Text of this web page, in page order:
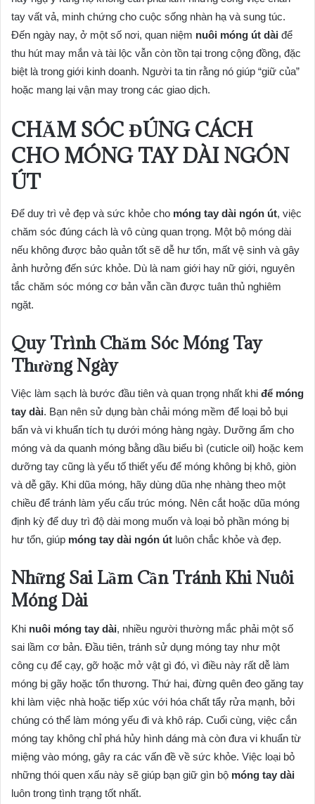
tay vất vả, minh chứng cho cuộc sống nhàn hạ và sung túc.
Đến ngày nay, ở một số nơi, quan niệm nuôi móng út dài để
thu hút may mắn và tài lộc vẫn còn tồn tại trong cộng đồng, đặc
biệt là trong giới kinh doanh. Người ta tin rằng nó giúp “giữ của”
hoặc mang lại vận may trong các giao dịch.
CHĂM SÓC ĐÚNG CÁCH
CHO MÓNG TAY DÀI NGÓN
ÚT
Để duy trì vẻ đẹp và sức khỏe cho móng tay dài ngón út, việc
chăm sóc đúng cách là vô cùng quan trọng. Một bộ móng dài
nếu không được bảo quản tốt sẽ dễ hư tổn, mất vệ sinh và gây
ảnh hưởng đến sức khỏe. Dù là nam giới hay nữ giới, nguyên
tắc chăm sóc móng cơ bản vẫn cần được tuân thủ nghiêm
ngặt.
Quy Trình Chăm Sóc Móng Tay
Thường Ngày
Việc làm sạch là bước đầu tiên và quan trọng nhất khi để móng
tay dài. Bạn nên sử dụng bàn chải móng mềm để loại bỏ bụi
bẩn và vi khuẩn tích tụ dưới móng hàng ngày. Dưỡng ẩm cho
móng và da quanh móng bằng dầu biểu bì (cuticle oil) hoặc kem
dưỡng tay cũng là yếu tố thiết yếu để móng không bị khô, giòn
và dễ gãy. Khi dũa móng, hãy dùng dũa nhẹ nhàng theo một
chiều để tránh làm yếu cấu trúc móng. Nên cắt hoặc dũa móng
định kỳ để duy trì độ dài mong muốn và loại bỏ phần móng bị
hư tổn, giúp móng tay dài ngón út luôn chắc khỏe và đẹp.
Những Sai Lầm Cần Tránh Khi Nuôi
Móng Dài
Khi nuôi móng tay dài, nhiều người thường mắc phải một số
sai lầm cơ bản. Đầu tiên, tránh sử dụng móng tay như một
công cụ để cạy, gỡ hoặc mở vật gì đó, vì điều này rất dễ làm
móng bị gãy hoặc tổn thương. Thứ hai, đừng quên đeo găng tay
khi làm việc nhà hoặc tiếp xúc với hóa chất tẩy rửa mạnh, bởi
chúng có thể làm móng yếu đi và khô ráp. Cuối cùng, việc cắn
móng tay không chỉ phá hủy hình dáng mà còn đưa vi khuẩn từ
miệng vào móng, gây ra các vấn đề về sức khỏe. Việc loại bỏ
những thói quen xấu này sẽ giúp bạn giữ gìn bộ móng tay dài
luôn trong tình trạng tốt nhất.